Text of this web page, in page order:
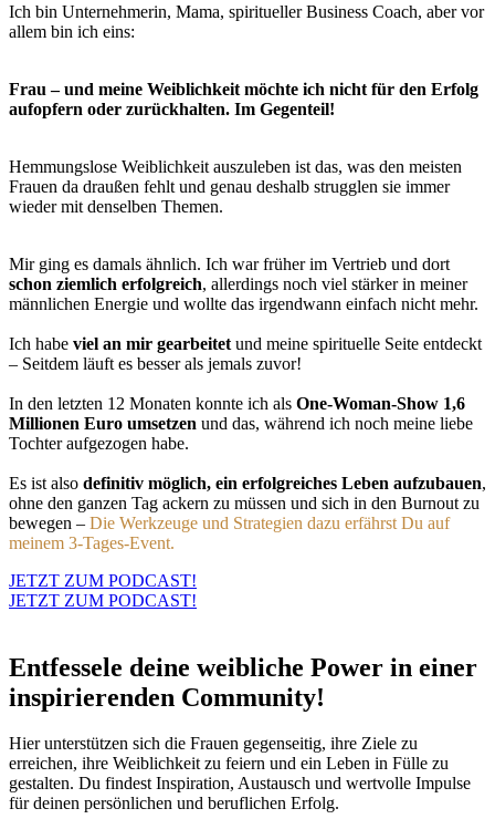
Ich bin Unternehmerin, Mama, spiritueller Business Coach, aber vor
allem bin ich eins:
Frau – und meine Weiblichkeit möchte ich nicht für den Erfolg
aufopfern oder zurückhalten. Im Gegenteil!
Hemmungslose Weiblichkeit auszuleben ist das, was den meisten
Frauen da draußen fehlt und genau deshalb strugglen sie immer
wieder mit denselben Themen.
Mir ging es damals ähnlich. Ich war früher im Vertrieb und dort
schon ziemlich erfolgreich, allerdings noch viel stärker in meiner
männlichen Energie und wollte das irgendwann einfach nicht mehr.
Ich habe viel an mir gearbeitet und meine spirituelle Seite entdeckt
– Seitdem läuft es besser als jemals zuvor!
In den letzten 12 Monaten konnte ich als One-Woman-Show 1,6
Millionen Euro umsetzen und das, während ich noch meine liebe
Tochter aufgezogen habe.
Es ist also definitiv möglich, ein erfolgreiches Leben aufzubauen,
ohne den ganzen Tag ackern zu müssen und sich in den Burnout zu
bewegen – Die Werkzeuge und Strategien dazu erfährst Du auf
meinem 3-Tages-Event.
JETZT ZUM PODCAST!
JETZT ZUM PODCAST!
Entfessele deine weibliche Power in einer
inspirierenden Community!
Hier unterstützen sich die Frauen gegenseitig, ihre Ziele zu
erreichen, ihre Weiblichkeit zu feiern und ein Leben in Fülle zu
gestalten. Du findest Inspiration, Austausch und wertvolle Impulse
für deinen persönlichen und beruflichen Erfolg.